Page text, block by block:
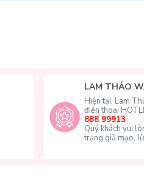
LAM THẢO
Hiện tại, Lam
điện thoại
888 99913
Quý khách vui
trạng giả mạo,